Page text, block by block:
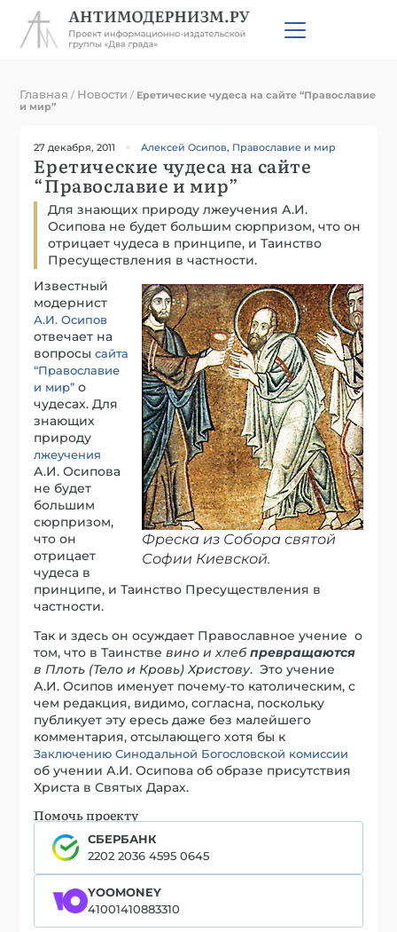
Главная / Новости / Еретические чудеса на сайте “Православие
и мир”
27 декабря, 2011 Алексей Осипов, Православие и мир
Еретические чудеса на сайте
“Православие и мир”
Для знающих природу лжеучения А.И.
Осипова не будет большим сюрпризом, что он
отрицает чудеса в принципе, и Таинство
Пресуществления в частности.
Фреска из Собора святой
Софии Киевской.
Известный
модернист
А.И. Осипов
отвечает на
вопросысайта
“Православие
и мир” о
чудесах. Для
знающих
природу
лжеучения
А.И. Осипова
не будет
большим
сюрпризом,
что он
отрицает
чудеса в
принципе, и Таинство Пресуществления в
частности.
Так и здесь он осуждает Православное учение о
том, что в Таинствевино и хлебпревращаются
в Плоть (Тело и Кровь) Христову. Это учение
А.И. Осипов именует почему-то католическим, с
чем редакция, видимо, согласна, поскольку
публикует эту ересь даже без малейшего
комментария, отсылающего хотя бы к
Заключению Синодальной Богословской комиссии
об учении А.И. Осипова об образе присутствия
Христа в Святых Дарах.
Помочь проекту
СБЕРБАНК
2202 2036 4595 0645
YOOMONEY
41001410883310